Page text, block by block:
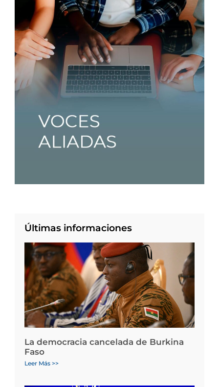
Últimas informaciones
La democracia cancelada de Burkina
Faso
Leer Más >>